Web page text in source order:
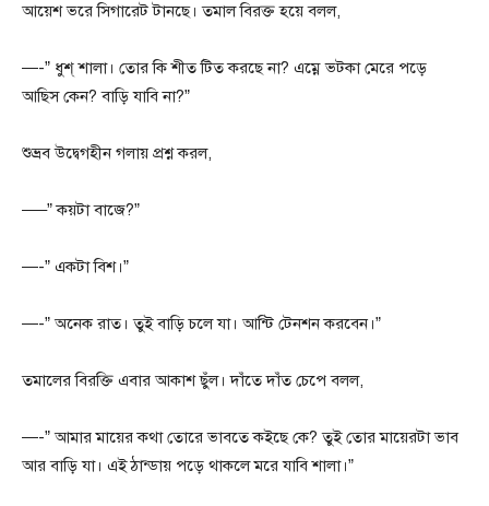
আয়েশ ভরে সিগারেট টানছে। তমাল বিরক্ত হয়ে বলল,
—-” ধুশ্ শালা। তোর কি শীত টিত করছে না? এম্নে ভটকা মেরে পড়ে
আছিস কেন? বাড়ি যাবি না?”
শুভ্রব উদ্বেগহীন গলায় প্রশ্ন করল,
—–” কয়টা বাজে?”
—-” একটা বিশ।”
—-” অনেক রাত। তুই বাড়ি চলে যা। আন্টি টেনশন করবেন।”
তমালের বিরক্তি এবার আকাশ ছুঁল। দাঁতে দাঁত চেপে বলল,
—-” আমার মায়ের কথা তোরে ভাবতে কইছে কে? তুই তোর মায়েরটা ভাব
আর বাড়ি যা। এই ঠান্ডায় পড়ে থাকলে মরে যাবি শালা।”